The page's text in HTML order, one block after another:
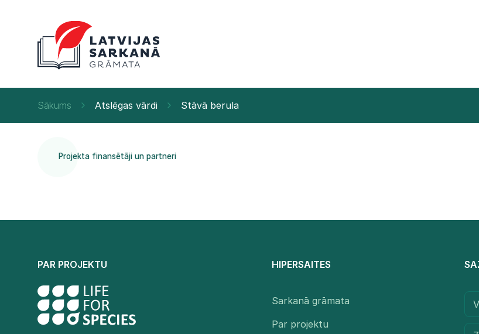
Sākums Atslēgas vārdi Stāvā berula
Projekta finansētāji un partneri
PAR PROJEKTU HIPERSAITES
Sarkanā grāmata
Par projektu